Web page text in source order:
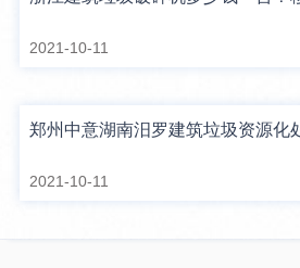
2021-10-11
郑州中意湖南汨罗建筑垃圾资源化
2021-10-11